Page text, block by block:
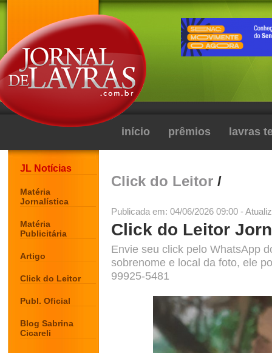
início prêmios lavras
JL Notícias
Matéria
Jornalística
Matéria
Publicitária
Artigo
Click do Leitor
Publ. Oficial
Blog Sabrina
Cicareli
Click do Leitor /
Publicada em: 04/06/2026 09:00 -
Click do Leitor
Envie seu click pelo WhatsApp
sobrenome e local da foto, ele
99925-5481